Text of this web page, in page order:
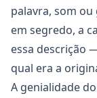
palavra, som
em segredo, a
essa descrição
qual era a
A genialidade